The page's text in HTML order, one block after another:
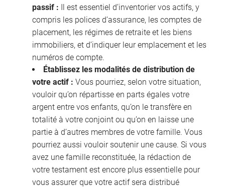
passif : Il est essentiel d’inventorier vos actifs, y
compris les polices d’assurance, les comptes de
placement, les régimes de retraite et les biens
immobiliers, et d’indiquer leur emplacement et les
numéros de compte.
Établissez les modalités de distribution de
votre actif : Vous pourriez, selon votre situation,
vouloir qu’on répartisse en parts égales votre
argent entre vos enfants, qu’on le transfère en
totalité à votre conjoint ou qu’on en laisse une
partie à d’autres membres de votre famille. Vous
pourriez aussi vouloir soutenir une cause. Si vous
avez une famille reconstituée, la rédaction de
votre testament est encore plus essentielle pour
vous assurer que votre actif sera distribué